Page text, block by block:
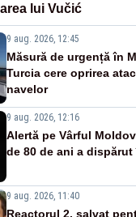
lui Vučić
9 aug. 2026, 12:45
Măsură de urgență în
Turcia cere oprirea
navelor
9 aug. 2026, 12:16
Alertă pe Vârful
de 80 de ani a
9 aug. 2026, 11:40
Reactorul 2, salvat